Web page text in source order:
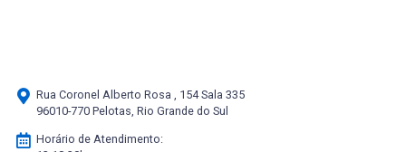
Rua Coronel Alberto Rosa , 154 Sala 335
96010-770 Pelotas, Rio Grande do Sul
Horário de Atendimento: